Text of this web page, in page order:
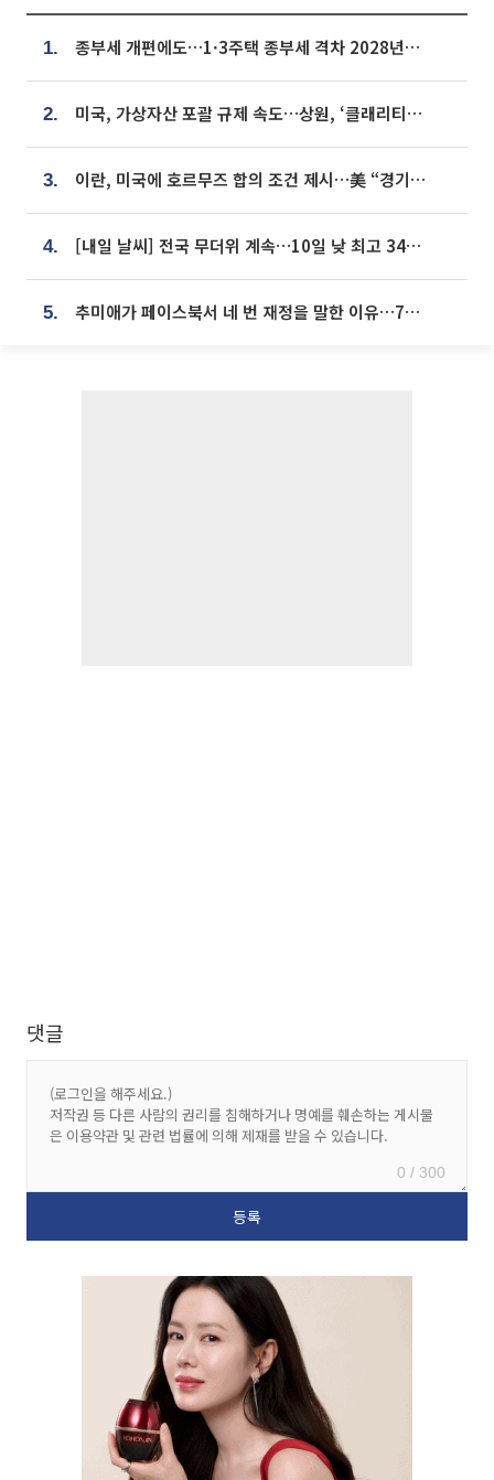
1. 종부세 개편에도…1·3주택 종부세 격차 2028년부터 확대
2. 미국, 가상자산 포괄 규제 속도…상원, ‘클래리티법’ 9월 절차투표 추진
3. 이란, 미국에 호르무즈 합의 조건 제시…美 “경기 아직 안 끝나” [종합]
4. [내일 날씨] 전국 무더위 계속…10일 낮 최고 34도 육박
5. 추미애가 페이스북서 네 번 재정을 말한 이유…7700억 추경 열쇠는 도의회에
댓글
0 / 300